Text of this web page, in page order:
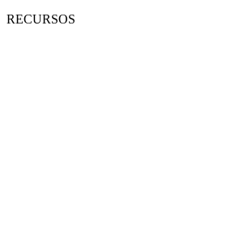
RECURSOS